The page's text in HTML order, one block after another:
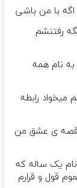
اگه با من باشی
رفتنشم
نام همه
میخواد رابطه
قصه ی عشق من
نام یک ساله که
قول و قرارم